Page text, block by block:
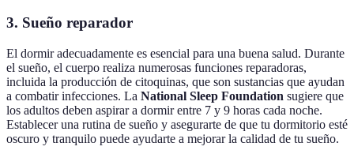
3. Sueño reparador
El dormir adecuadamente es esencial para una buena salud. Durante
el sueño, el cuerpo realiza numerosas funciones reparadoras,
incluida la producción de citoquinas, que son sustancias que ayudan
a combatir infecciones. La National Sleep Foundation sugiere que
los adultos deben aspirar a dormir entre 7 y 9 horas cada noche.
Establecer una rutina de sueño y asegurarte de que tu dormitorio esté
oscuro y tranquilo puede ayudarte a mejorar la calidad de tu sueño.